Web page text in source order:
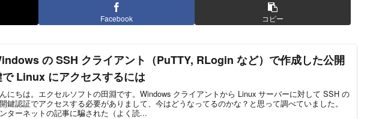
Facebook コピー
の SSH クライアント（PuTTY, RLogin など）で作成した公開
Linux にアクセスするには
にちは。エクセルソフトの田淵です。Windows クライアントから Linux サーバーに対して SSH の
鍵認証でアクセスする必要がありまして、今はどうなってるのかな？と思って調べていました。
ターネットの記事に騙された（よく読...